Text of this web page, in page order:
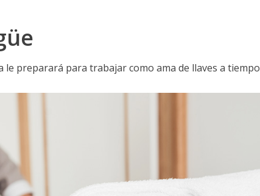
le preparará para trabajar como ama de llaves a tiempo